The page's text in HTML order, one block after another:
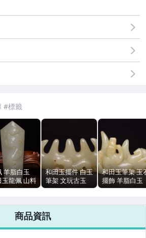
羊脂白玉
玉龍佩 山料
文玩古玉
和田玉擺件 白玉
筆架 文玩古玉
羊脂白玉 玉石細
和田玉筆架 玉
擺飾 羊脂白玉
山料 126g 包漿
商品資訊